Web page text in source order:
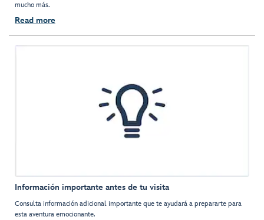
mucho más.
Read more
Información importante antes de tu visita
Consulta información adicional importante que te ayudará a prepararte para
esta aventura emocionante.